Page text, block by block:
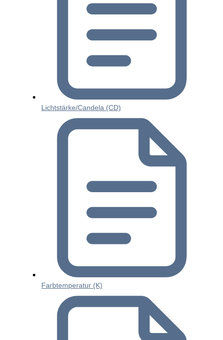
Lichtstärke/Candela (CD)
Farbtemperatur (K)